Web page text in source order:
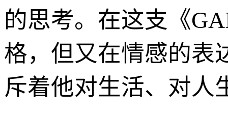
的思考。在这支《
格，但又在情感的表
斥着他对生活、对人